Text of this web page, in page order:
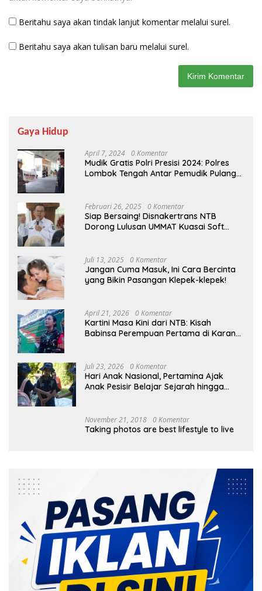
Beritahu saya akan tindak lanjut komentar melalui surel.
Beritahu saya akan tulisan baru melalui surel.
Gaya Hidup
April 7, 2024 0 Komentar
Mudik Gratis Polri Presisi 2024: Polres
Lombok Tengah Antar Pemudik Pulang
Februari 26, 2025 0 Komentar
Siap Bersaing! Disnakertrans NTB
Dorong Lulusan UMMAT Kuasai Soft
Juli 13, 2025 0 Komentar
Jangan Cuma Masuk, Ini Cara Bercinta
yang Bikin Pasangan Klepek-klepek!
April 21, 2026 0 Komentar
Kartini Masa Kini dari NTB: Kisah
Babinsa Perempuan Pertama di Karang
Juli 23, 2026 0 Komentar
Hari Anak Nasional, Pertamina Ajak
Anak Pesisir Belajar Sejarah hingga
November 21, 2018 0 Komentar
Taking photos are best lifestyle to live